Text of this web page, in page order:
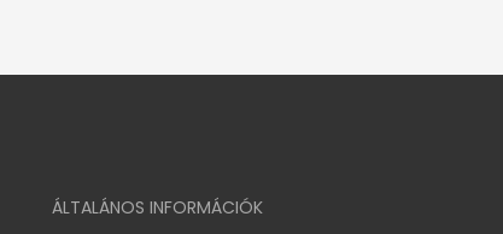
ÁLTALÁNOS INFORMÁCIÓK